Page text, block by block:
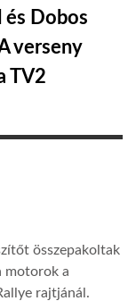
és Dobos
verseny
TV2
összepakoltak
motorok a
rajtjánál.